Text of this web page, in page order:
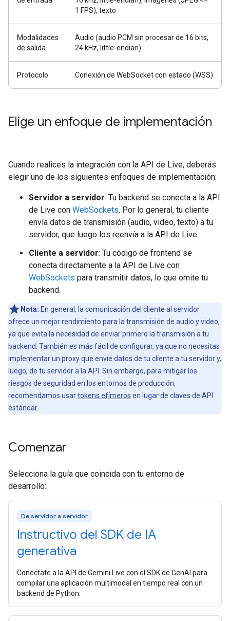
1 FPS), texto
Modalidades
de salida
Audio (audio PCM sin procesar de 16 bits,
24 kHz, little-endian)
Protocolo Conexión de WebSocket con estado (WSS)
Elige un enfoque de implementación
Cuando realices la integración con la API de Live, deberás
elegir uno de los siguientes enfoques de implementación:
Servidor a servidor: Tu backend se conecta a la API
de Live con WebSockets. Por lo general, tu cliente
envía datos de transmisión (audio, video, texto) a tu
servidor, que luego los reenvía a la API de Live.
Cliente a servidor: Tu código de frontend se
conecta directamente a la API de Live con
WebSockets para transmitir datos, lo que omite tu
backend.
Nota: En general, la comunicación del cliente al servidor
ofrece un mejor rendimiento para la transmisión de audio y video,
ya que evita la necesidad de enviar primero la transmisión a tu
backend. También es más fácil de configurar, ya que no necesitas
implementar un proxy que envíe datos de tu cliente a tu servidor y,
luego, de tu servidor a la API. Sin embargo, para mitigar los
riesgos de seguridad en los entornos de producción,
recomendamos usartokens efímeros en lugar de claves de API
estándar.
Comenzar
Selecciona la guía que coincida con tu entorno de
desarrollo:
De servidor a servidor
Instructivo del SDK de IA
generativa
Conéctate a la API de Gemini Live con el SDK de GenAI para
compilar una aplicación multimodal en tiempo real con un
backend de Python.